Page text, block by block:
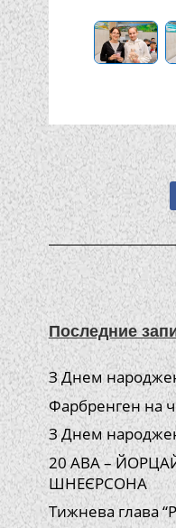
Последние
З Днем
Фарбренген на
З Днем
20 АВА –
ШНЕЄРСОНА
Тижнева глава